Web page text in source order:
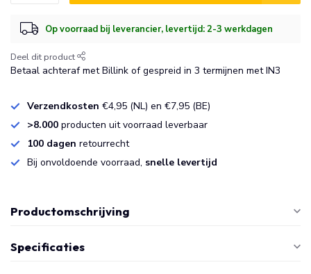
Op voorraad bij leverancier, levertijd: 2-3 werkdagen
Deel dit product
Betaal achteraf met Billink of gespreid in 3 termijnen met IN3
Verzendkosten €4,95 (NL) en €7,95 (BE)
>8.000 producten uit voorraad leverbaar
100 dagen retourrecht
Bij onvoldoende voorraad, snelle levertijd
Productomschrijving
Specificaties